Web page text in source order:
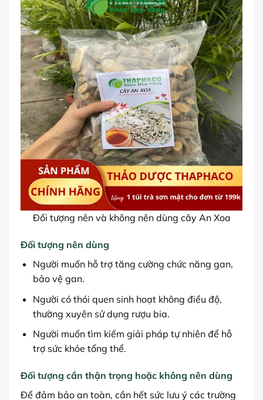
Đối tượng nên và không nên dùng cây An Xoa
Đối tượng nên dùng
Người muốn hỗ trợ tăng cường chức năng gan,
bảo vệ gan.
Người có thói quen sinh hoạt không điều độ,
thường xuyên sử dụng rượu bia.
Người muốn tìm kiếm giải pháp tự nhiên để hỗ
trợ sức khỏe tổng thể.
Đối tượng cần thận trọng hoặc không nên dùng
Để đảm bảo an toàn, cần hết sức lưu ý các trường